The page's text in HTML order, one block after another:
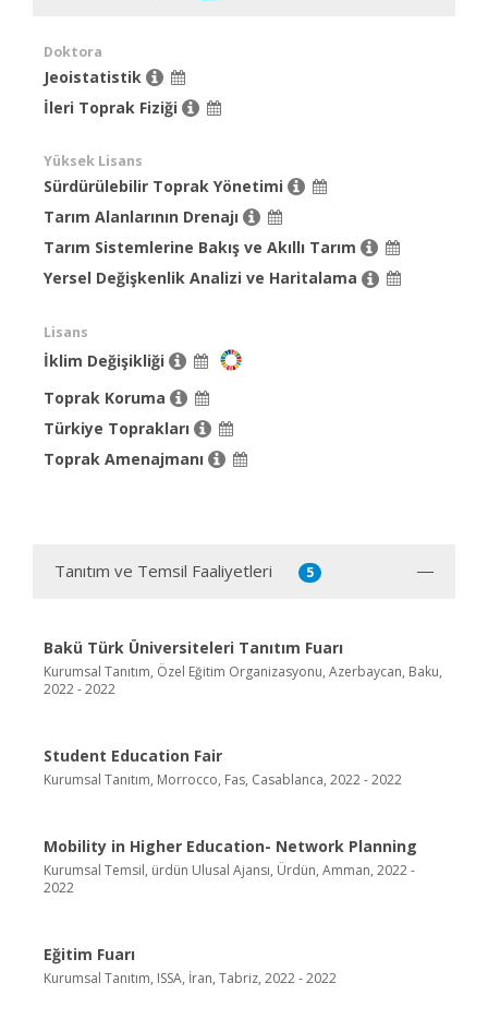
Doktora
Jeoistatistik
İleri Toprak Fiziği
Yüksek Lisans
Sürdürülebilir Toprak Yönetimi
Tarım Alanlarının Drenajı
Tarım Sistemlerine Bakış ve Akıllı Tarım
Yersel Değişkenlik Analizi ve Haritalama
Lisans
İklim Değişikliği
Toprak Koruma
Türkiye Toprakları
Toprak Amenajmanı
Tanıtım ve Temsil Faaliyetleri 5
Bakü Türk Üniversiteleri Tanıtım Fuarı
Kurumsal Tanıtım, Özel Eğitim Organizasyonu, Azerbaycan, Baku,
2022 - 2022
Student Education Fair
Kurumsal Tanıtım, Morrocco, Fas, Casablanca, 2022 - 2022
Mobility in Higher Education- Network Planning
Kurumsal Temsil, ürdün Ulusal Ajansı, Ürdün, Amman, 2022 -
2022
Eğitim Fuarı
Kurumsal Tanıtım, ISSA, İran, Tabriz, 2022 - 2022